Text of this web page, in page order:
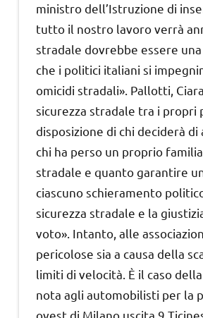
ministro dell’Istruzione di
tutto il nostro lavoro verrà
stradale dovrebbe essere
che i politici italiani si
omicidi stradali». Pallotti,
sicurezza stradale tra i propri
disposizione di chi deciderà
chi ha perso un proprio
stradale e quanto garantire
ciascuno schieramento
sicurezza stradale e la
voto». Intanto, alle
pericolose sia a causa della
limiti di velocità. È il caso
nota agli automobilisti per la
ovest di Milano uscita 9